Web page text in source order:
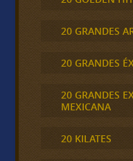
20 GRANDES
20 GRANDES
20 GRANDES
MEXICANA
20 KILATES